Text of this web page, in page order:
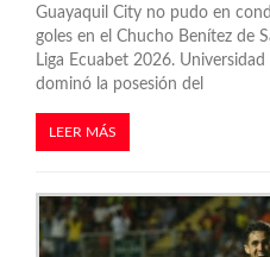
s
Guayaquil City no pudo en
goles en el Chucho Benítez de
Liga Ecuabet 2026.
dominó la posesión del
LEER MÁS